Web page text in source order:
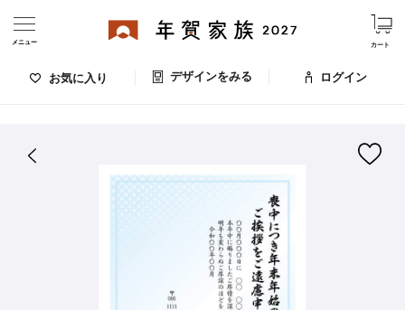
お気に入り デザインをみる
カート
ログイン
メニュー
デザインをみる
お気に入りのデザイン